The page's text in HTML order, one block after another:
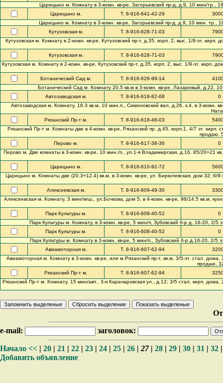
Царицыно м. Комнату в 3-комн. кв-ре, Загорьевский пр-д, д.9, 10 мин/тр.,
Царицыно м.
Т. 8-916-641-42-29
Царицыно м. Комнату в 3-комн. кв-ре, Загорьевский пр-д, д.9, 10 мин. тр.,
Кутузовская м.
Т. 8-916-628-71-03
Кутузовская м. Комнату в 2-комн. кв-ре, Кутузовский пр-т, д.35, корп. 2; выс. 1/9-эт.
Кутузовская м. Т. 8-916-628-71-03
Кутузовская м. Комнату в 2-комн. кв-ре, Кутузовский пр-т, д.35, корп. 2, выс. 1/9-эт.
Ботанический Сад м. Т. 8-916-626-99-14
Ботанический Сад м. Комнату 20.5 кв.м в 3-комн. кв-ре, Лазаревый, д.22,
Автозаводская м.
Т. 8-916-618-82-68
0
Автозаводская м. Комнату, 18.3 кв.м, 10 мин.п., Симоновский вал, д.26, к.4, в 3-комн.
Рязанский Пр-т м.
Т. 8-916-618-46-03
Рязанский Пр-т м. Комнаты две в 4-комн. кв-ре, Рязанский пр. д.45, корп.1, 4/7 эт.
продаю.
Перово м.
Т. 8-916-617-38-36
0
Перово м. Две комнаты в 3-комн. кв-ре, 10 мин./п., ул.1-я Владимирская, д.16, 85/20+21
Царицыно м. Т. 8-916-610-92-72
Царицыно м. Комнаты две (20.3+12.4) кв.м, в 3-комн. кв-ре, ул. Бирюлевская, дом 32; 6/
Алексеевская м. Т. 8-916-609-49-30
Алексеевская м. Комнату, 3 мин/пеш., ул.Бочкова, дом 5, в 4-комн. кв-ре, 98/14.5 кв.м,
Парк Культуры м. Т. 8-916-608-40-52
0
Парк Культуры м. Комнату, в 3-комн. кв-ре, 5 мин/п, Зубовский б-р д. 16-20, 2/
Парк Культуры м.
Т. 8-916-608-40-52
0
Парк Культуры м. Комнату в 3-комн. кв-ре, 5 мин/п., Зубовский б-р д.16-20, 2/
Авиамоторная м.
Т. 8-916-607-62-94
Авиамоторная м. Комнату в 3-комн. кв-ре, или м.Рязанский пр-т, кв.м, 3/5-эт. стал.
продаю,
Рязанский Пр-т м.
Т. 8-916-607-62-94
Рязанский Пр-т м. Комнату, 15 мин/авт., 3-я Карачаровская ул., д.12; 3/5 стал. кирп.
e-mail: заголовок:
Начало << | 20 | 21 | 22 | 23 | 24 | 25 | 26 | 27| 28 | 29 | 30 | 31 | 32
Добавить объявление